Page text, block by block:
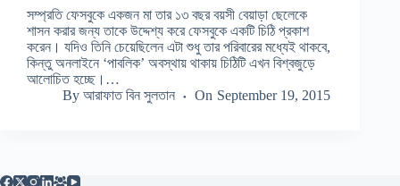
সম্প্রতি ফেসবুকে একজন মা তার ১৩ বছর বয়সী বেয়াড়া ছেলেকে
শাসন করার জন্য তাকে উদ্দেশ্য করে ফেসবুকে একটি চিঠি প্রকাশ
করেন। যদিও তিনি চেয়েছিলেন এটা শুধু তার পরিবারের মধ্যেই থাকবে,
কিন্তু অনলাইনে ‘পাবলিক’ অবস্থায় থাকায় চিঠিটি এখন বিশ্বজুড়ে
আলোচিত হচ্ছে।…
By আরাফাত বিন সুলতান On September 19, 2015